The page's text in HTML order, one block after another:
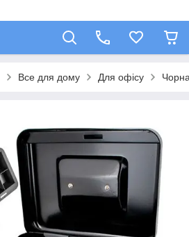
Все для дому Для офісу